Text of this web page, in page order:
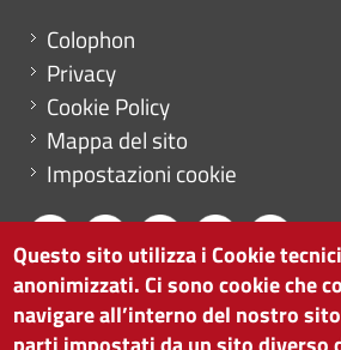
Menu footer
Colophon
Privacy
Cookie Policy
Mappa del sito
Impostazioni cookie
CAMERA DI COMMERCIO DI
via Alto Adige 60 | I-39100
Questo sito utilizza i Cookie
anonimizzati. Ci sono cookie che
navigare all’interno del nostro